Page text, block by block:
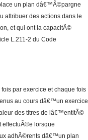
un plan dâ€™Ã©pargne
attribuer des actions dans le
et qui ont la capacitÃ©
L.211-2 du Code
par exercice et chaque fois
au cours dâ€™un exercice
des titres de lâ€™entitÃ©
effectuÃ©e lorsque
adhÃ©rents dâ€™un plan